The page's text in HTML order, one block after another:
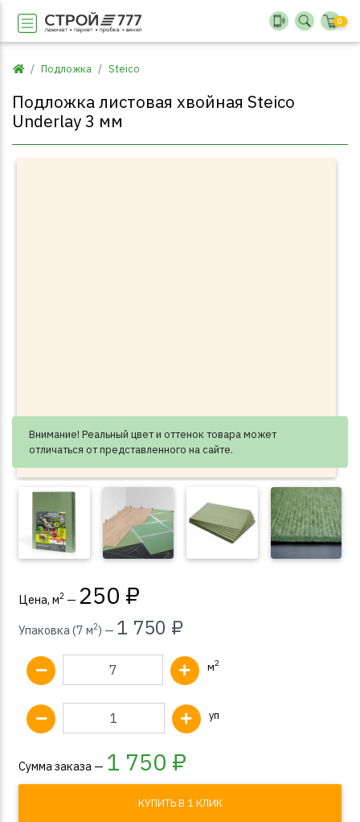
0
Подложка Steico
Подложка листовая хвойная Steico
Underlay 3 мм
Внимание! Реальный цвет и оттенок товара может
отличаться от представленного на сайте.
Цена, м2 — 250 ₽
Упаковка (7 м2) — 1 750 ₽
м2
уп
Сумма заказа — 1 750 ₽
КУПИТЬ В 1 КЛИК